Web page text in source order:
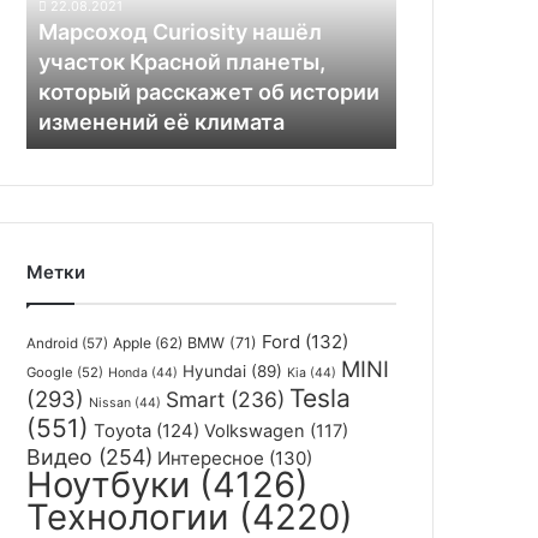
авариях
не
пострадал
планеты,
который
расскажет
об
истории
изменений
22.08.2021
Марсоход Curiosity нашёл
участок Красной планеты,
который расскажет об истории
изменений её климата
Метки
Android (57) Apple (62) BMW (71) Ford (132)
Google (52) Honda (44) Hyundai (89) Kia (44) MINI
(293) Nissan (44) Smart (236) Tesla
(551) Toyota (124) Volkswagen (117)
Видео (254) Интересное (130)
Ноутбуки (4126)
Технологии (4220)